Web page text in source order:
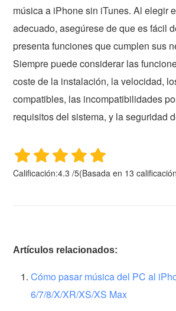
música a iPhone sin iTunes. Al elegir
adecuado, asegúrese de que es fácil
presenta funciones que cumplen sus
Siempre puede considerar las
coste de la instalación, la velocidad,
compatibles, las incompatibilidades
requisitos del sistema, y la seguridad
Calificación:4.3 /5(Basada en 13
Artículos relacionados:
Cómo pasar música del PC al
6/7/8/X/XR/XS/XS Max